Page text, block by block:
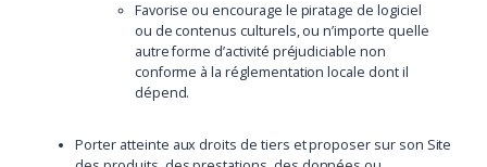
Favorise ou encourage le piratage de logiciel
ou de contenus culturels, ou n’importe quelle
autre forme d’activité préjudiciable non
conforme à la réglementation locale dont il
dépend.
Porter atteinte aux droits de tiers et proposer sur son Site